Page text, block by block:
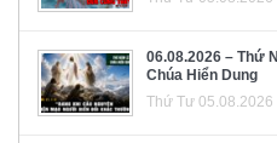
06.08.2026 – Thứ
Chúa Hiển Dung
Thứ Tư 05.08.2026